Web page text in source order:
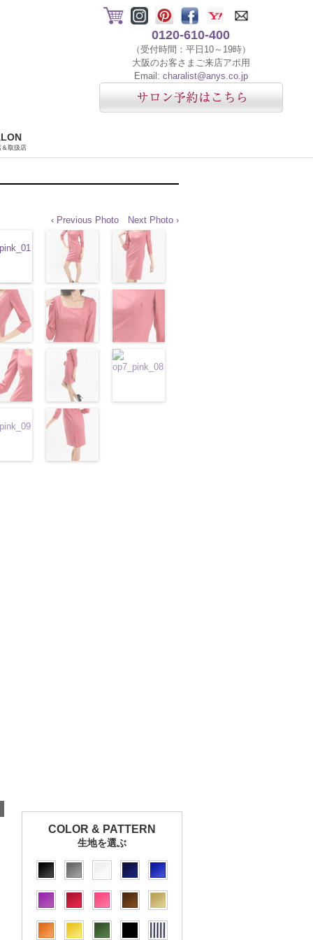
0120-610-400
（受付時間：平日10～19時）
大阪のお客さまご来店アポ用
Email: charalist@anys.co.jp
＆取扱店
‹ Previous Photo Next Photo ›
COLOR & PATTERN
生地を選ぶ